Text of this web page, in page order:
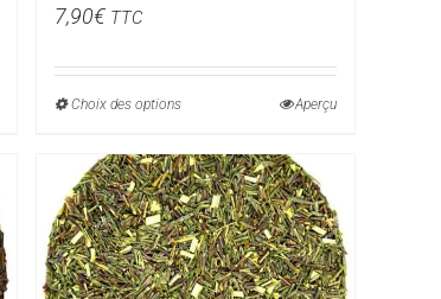
7,90€ TTC
Choix des optionsCe
a
plusieurs
variations.
Les
Aperçu